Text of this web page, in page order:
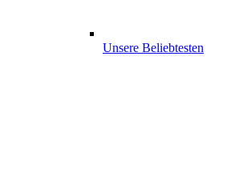
Unsere Beliebtesten